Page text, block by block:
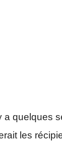
a quelques
les